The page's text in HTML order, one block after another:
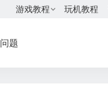
游戏教程 玩机教程
问题